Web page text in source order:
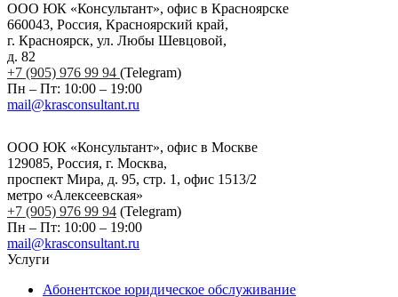
ООО ЮК «Консультант», офис в Красноярске
660043, Россия, Красноярский край,
г. Красноярск, ул. Любы Шевцовой,
д. 82
+7 (905) 976 99 94 (Telegram)
Пн – Пт: 10:00 – 19:00
mail@krasconsultant.ru
ООО ЮК «Консультант», офис в Москве
129085, Россия, г. Москва,
проспект Мира, д. 95, стр. 1, офис 1513/2
метро «Алексеевская»
+7 (905) 976 99 94 (Telegram)
Пн – Пт: 10:00 – 19:00
mail@krasconsultant.ru
Услуги
Абонентское юридическое обслуживание